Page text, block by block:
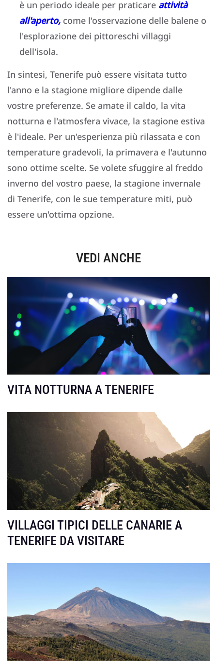
è un periodo ideale per praticare attività
all'aperto, come l'osservazione delle balene o
l'esplorazione dei pittoreschi villaggi
dell'isola.
In sintesi, Tenerife può essere visitata tutto
l'anno e la stagione migliore dipende dalle
vostre preferenze. Se amate il caldo, la vita
notturna e l'atmosfera vivace, la stagione estiva
è l'ideale. Per un'esperienza più rilassata e con
temperature gradevoli, la primavera e l'autunno
sono ottime scelte. Se volete sfuggire al freddo
inverno del vostro paese, la stagione invernale
di Tenerife, con le sue temperature miti, può
essere un'ottima opzione.
VEDI ANCHE
VITA NOTTURNA A TENERIFE
VILLAGGI TIPICI DELLE CANARIE A
TENERIFE DA VISITARE